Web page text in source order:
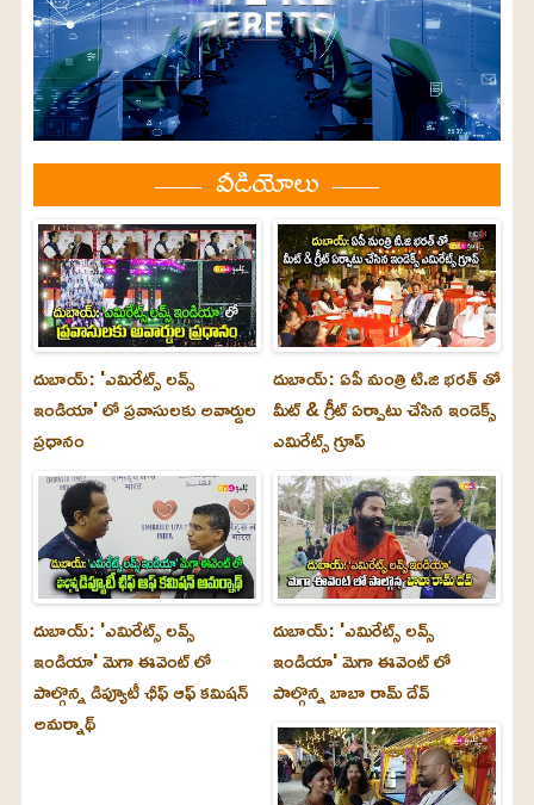
వీడియోలు
దుబాయ్: 'ఎమిరేట్స్ లవ్స్
ఇండియా' లో ప్రవాసులకు అవార్డుల
ప్రధానం
దుబాయ్: ఏపీ మంత్రి టి.జి భరత్ తో
మీట్ & గ్రీట్ ఏర్పాటు చేసిన ఇండెక్స్
ఎమిరేట్స్ గ్రూప్
దుబాయ్‌: 'ఎమిరేట్స్ లవ్స్
ఇండియా' మెగా ఈవెంట్ లో
పాల్గొన్న డిప్యూటీ ఛీఫ్ ఆఫ్ కమిషన్
అమర్నాథ్
దుబాయ్‌: 'ఎమిరేట్స్ లవ్స్
ఇండియా' మెగా ఈవెంట్ లో
పాల్గొన్న బాబా రామ్ దేవ్